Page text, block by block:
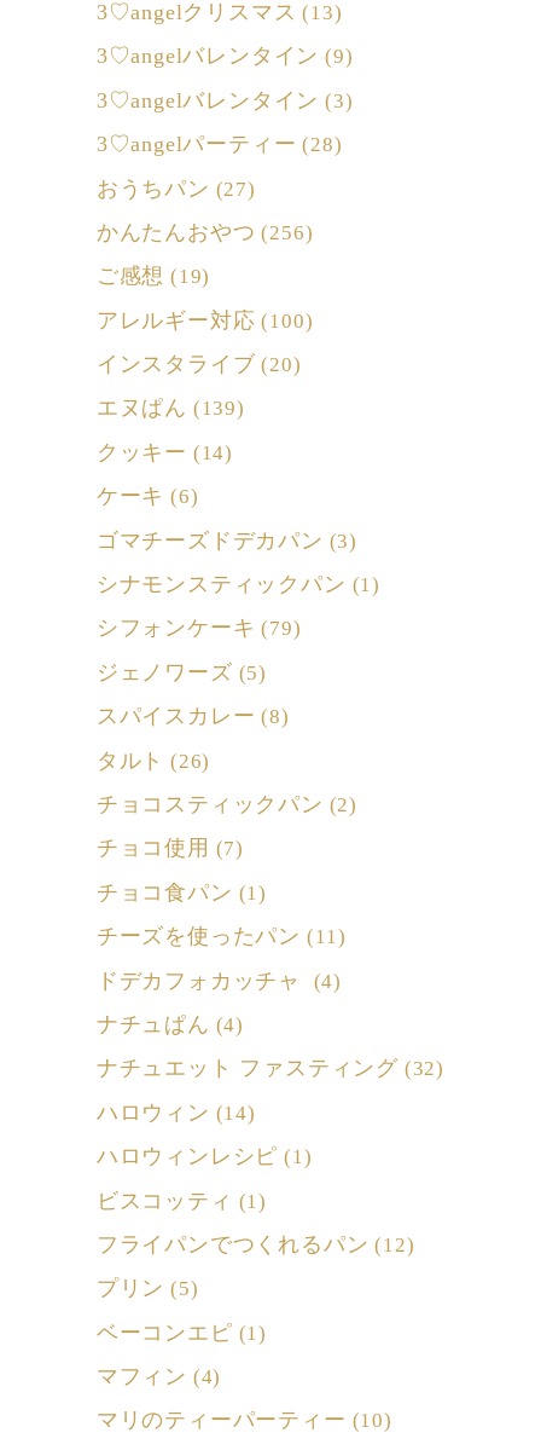
3♡angelクリスマス (13)
3♡angelバレンタイン (9)
3♡angelバレンタイン (3)
3♡angelパーティー (28)
おうちパン (27)
かんたんおやつ (256)
ご感想 (19)
アレルギー対応 (100)
インスタライブ (20)
エヌぱん (139)
クッキー (14)
ケーキ (6)
ゴマチーズドデカパン (3)
シナモンスティックパン (1)
シフォンケーキ (79)
ジェノワーズ (5)
スパイスカレー (8)
タルト (26)
チョコスティックパン (2)
チョコ使用 (7)
チョコ食パン (1)
チーズを使ったパン (11)
ドデカフォカッチャ (4)
ナチュぱん (4)
ナチュエット ファスティング (32)
ハロウィン (14)
ハロウィンレシピ (1)
ビスコッティ (1)
フライパンでつくれるパン (12)
プリン (5)
ベーコンエピ (1)
マフィン (4)
マリのティーパーティー (10)